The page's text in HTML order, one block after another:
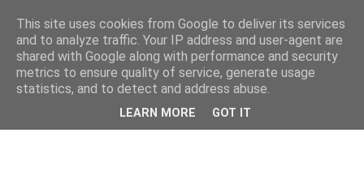
This site uses cookies from Google to deliver its services
and to analyze traffic. Your IP address and user-agent are
shared with Google along with performance and security
metrics to ensure quality of service, generate usage
statistics, and to detect and address abuse.
LEARN MORE GOT IT